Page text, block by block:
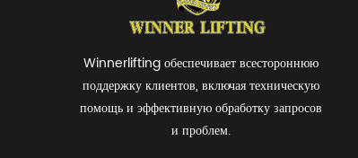
Winnerlifting обеспечивает всестороннюю
поддержку клиентов, включая техническую
помощь и эффективную обработку запросов
и проблем.